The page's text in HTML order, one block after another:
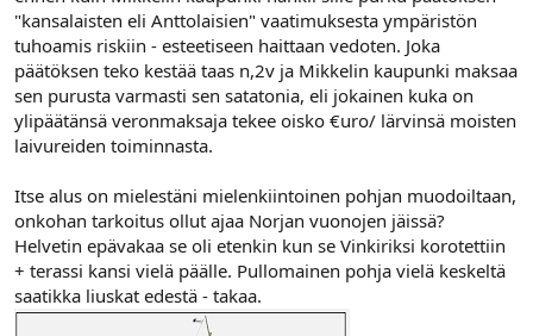
"kansalaisten eli Anttolaisien" vaatimuksesta ympäristön
tuhoamis riskiin - esteetiseen haittaan vedoten. Joka
päätöksen teko kestää taas n,2v ja Mikkelin kaupunki maksaa
sen purusta varmasti sen satatonia, eli jokainen kuka on
ylipäätänsä veronmaksaja tekee oisko €uro/ lärvinsä moisten
laivureiden toiminnasta.
Itse alus on mielestäni mielenkiintoinen pohjan muodoiltaan,
onkohan tarkoitus ollut ajaa Norjan vuonojen jäissä?
Helvetin epävakaa se oli etenkin kun se Vinkiriksi korotettiin
+ terassi kansi vielä päälle. Pullomainen pohja vielä keskeltä
saatikka liuskat edestä - takaa.